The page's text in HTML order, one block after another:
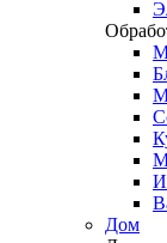
Дом